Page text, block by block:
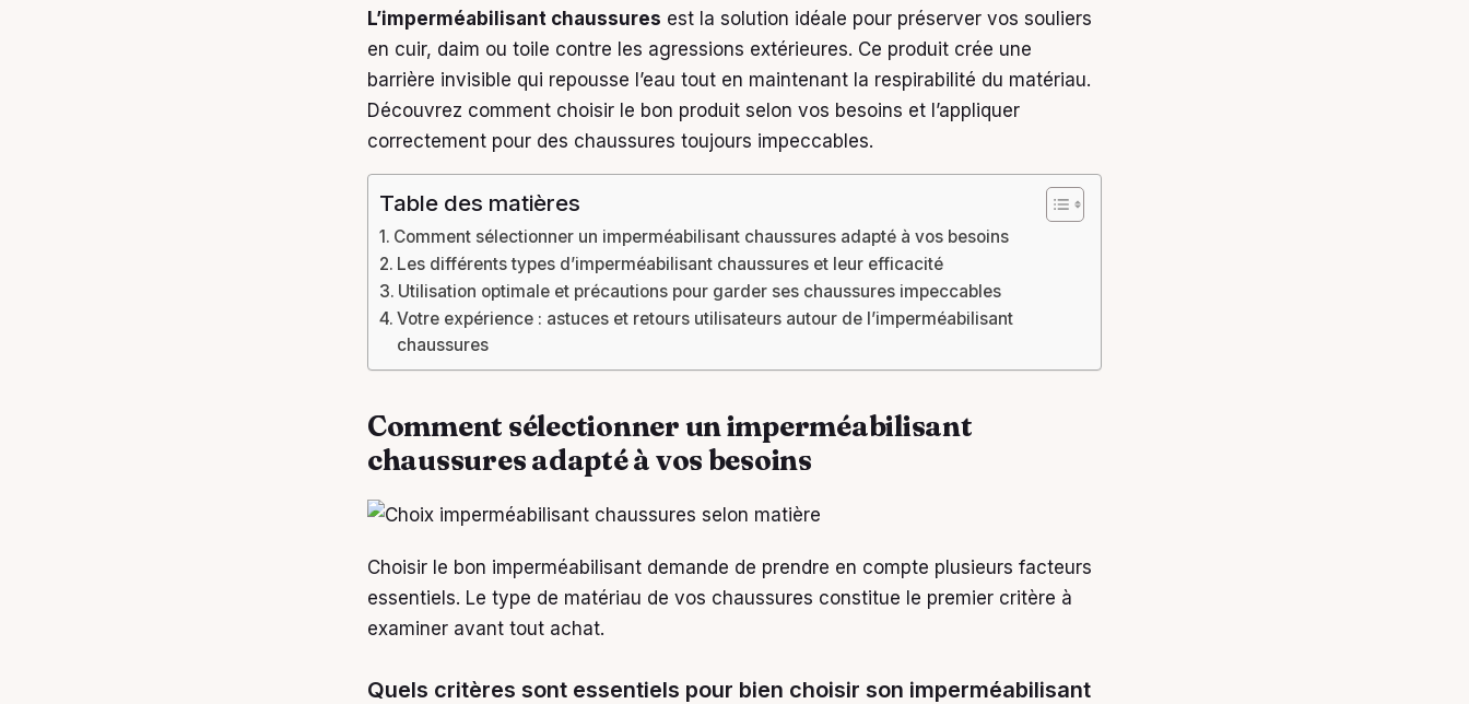
L’imperméabilisant chaussures est la solution idéale pour préserver vos souliers
en cuir, daim ou toile contre les agressions extérieures. Ce produit crée une
barrière invisible qui repousse l’eau tout en maintenant la respirabilité du matériau.
Découvrez comment choisir le bon produit selon vos besoins et l’appliquer
correctement pour des chaussures toujours impeccables.
Table des matières
Comment sélectionner un imperméabilisant chaussures adapté à vos besoins
Les différents types d’imperméabilisant chaussures et leur efficacité
Utilisation optimale et précautions pour garder ses chaussures impeccables
Votre expérience : astuces et retours utilisateurs autour de l’imperméabilisant
chaussures
Comment sélectionner un imperméabilisant
chaussures adapté à vos besoins
Choisir le bon imperméabilisant demande de prendre en compte plusieurs facteurs
essentiels. Le type de matériau de vos chaussures constitue le premier critère à
examiner avant tout achat.
Quels critères sont essentiels pour bien choisir son imperméabilisant